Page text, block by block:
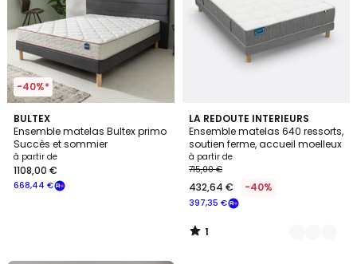
-40%*
BULTEX
Ensemble matelas Bultex primo
Succès et sommier
à partir de
668,44 €
1108,00 €
LA REDOUTE INTERIEURS
Ensemble matelas 640 ressorts,
soutien ferme, accueil moelleux
à partir de
397,35 €
715,00 €
432,64 € -40%
1
/
5
4
Couleurs
1
/